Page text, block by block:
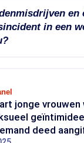
en
in een
om 04.00
Holterbergweg in
Ze was
het Parool belde
jonge
deed